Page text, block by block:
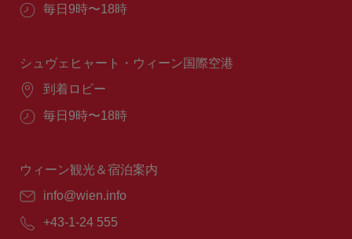
営
間：
毎日9時〜18時
シュヴェヒャート・ウィーン国際空港
場
到着ロビー
営
間：
毎日9時〜18時
ウィーン観光＆宿泊案内
E
ー
info@wien.info
電
+43-1-24 555